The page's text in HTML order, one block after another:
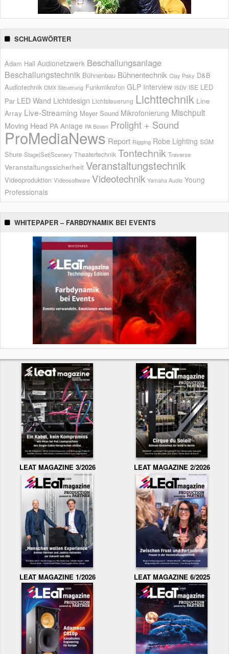
SCHLAGWÖRTER
Adam Hall Audionetzwerk Beschallungsanlage
Beschallungstechnik Bühnenbau Bühnentechnik Clay Paky D&B
Audiotechnik DMX Steuerung Funkmikrofon GLP Interview ISDV ISE LED
Par LED Wand Lichtdesign Lichtsteuerung Lichttechnik Line
Array Live-Streaming Meyer Sound Mikrofonierung Mischpult
Moving Head PA Anlage PA Boxen Prolight + Sound
ProMediaNews Report Rigging Robe Lighting SGM
Shure Stage|Set|Scenery Theatertechnik Tontechnik Traverse
Veranstaltungssicherheit Veranstaltungstechnik
Videoproduktion Videosoftware Videotechnik Yamaha Audio Young
Professionals
WHITEPAPER – FARBDYNAMIK BEI EVENTS
LEAT MAGAZINE 3/2026 LEAT MAGAZINE 2/2026
LEAT MAGAZINE 1/2026 LEAT MAGAZINE 6/2025